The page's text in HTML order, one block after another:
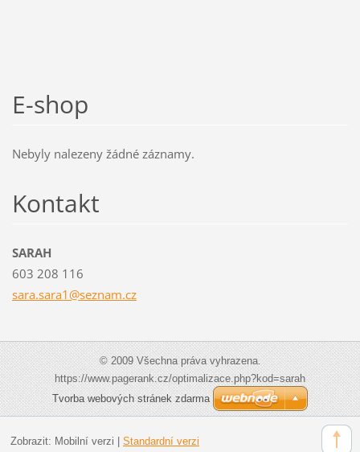
E-shop
Nebyly nalezeny žádné záznamy.
Kontakt
SARAH
603 208 116
sara.sara1@seznam.cz
© 2009 Všechna práva vyhrazena.
https://www.pagerank.cz/optimalizace.php?kod=sarah
Tvorba webových stránek zdarma
Zobrazit: Mobilní verzi | Standardní verzi